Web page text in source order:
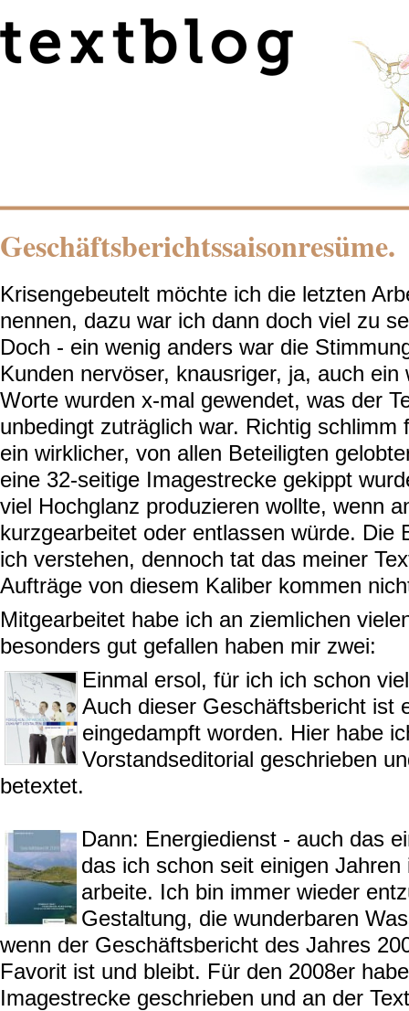
Geschäftsberichtssaisonresüme.
Krisengebeutelt möchte ich die letzten
nennen, dazu war ich dann doch viel zu
Doch - ein wenig anders war die
Kunden nervöser, knausriger, ja, auch ein
Worte wurden x-mal gewendet, was der
unbedingt zuträglich war. Richtig schlimm
ein wirklicher, von allen Beteiligten
eine 32-seitige Imagestrecke gekippt
viel Hochglanz produzieren wollte, wenn
kurzgearbeitet oder entlassen würde. Die
ich verstehen, dennoch tat das meiner
Aufträge von diesem Kaliber kommen
Mitgearbeitet habe ich an ziemlichen
besonders gut gefallen haben mir zwei:
Einmal ersol, für ich ich schon
Auch dieser Geschäftsbericht ist
eingedampft worden. Hier habe
Vorstandseditorial geschrieben
betextet.
Dann: Energiedienst - auch das
das ich schon seit einigen
arbeite. Ich bin immer wieder
Gestaltung, die wunderbaren
wenn der Geschäftsbericht des Jahres
Favorit ist und bleibt. Für den 2008er
Imagestrecke geschrieben und an der